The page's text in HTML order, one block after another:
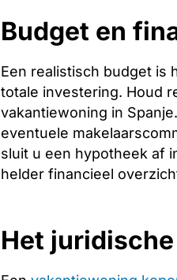
Budget en
Een realistisch budget is
totale investering. Houd
vakantiewoning in
eventuele
sluit u een hypotheek af
helder financieel
Het